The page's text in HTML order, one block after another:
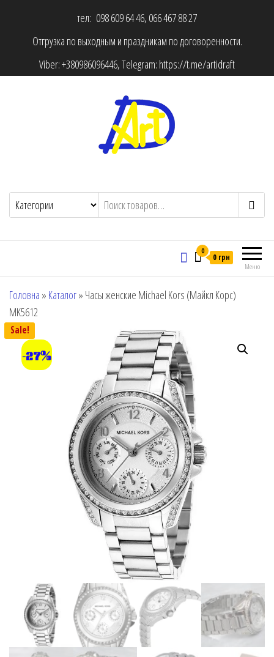
тел: 098 609 64 46, 066 467 88 27
Отгрузка по выходным и праздникам по договоренности.
Viber:+380986096446, Telegram: https://t.me/artidraft
Меню
0
0 грн
Головна » Каталог» Часы женские Michael Kors (Майкл Корс)
MK5612
Sale!
-27%